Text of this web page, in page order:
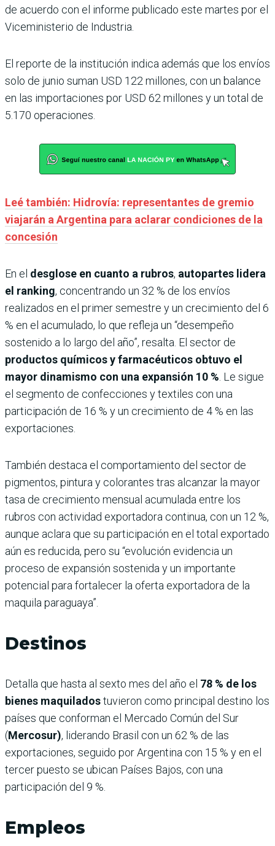
de acuerdo con el informe publicado este martes por el
Viceministerio de Industria.
El reporte de la institución indica además que los envíos
solo de junio suman USD 122 millones, con un balance
en las importaciones por USD 62 millones y un total de
5.170 operaciones.
Leé también: Hidrovía: representantes de gremio
viajarán a Argentina para aclarar condiciones de la
concesión
En el desglose en cuanto a rubros, autopartes lidera
el ranking, concentrando un 32 % de los envíos
realizados en el primer semestre y un crecimiento del 6
% en el acumulado, lo que refleja un “desempeño
sostenido a lo largo del año”, resalta. El sector de
productos químicos y farmacéuticos obtuvo el
mayor dinamismo con una expansión 10 %. Le sigue
el segmento de confecciones y textiles con una
participación de 16 % y un crecimiento de 4 % en las
exportaciones.
También destaca el comportamiento del sector de
pigmentos, pintura y colorantes tras alcanzar la mayor
tasa de crecimiento mensual acumulada entre los
rubros con actividad exportadora continua, con un 12 %,
aunque aclara que su participación en el total exportado
aún es reducida, pero su “evolución evidencia un
proceso de expansión sostenida y un importante
potencial para fortalecer la oferta exportadora de la
maquila paraguaya”.
Destinos
Detalla que hasta al sexto mes del año el 78 % de los
bienes maquiladostuvieron como principal destino los
países que conforman el Mercado Común del Sur
(Mercosur), liderando Brasil con un 62 % de las
exportaciones, seguido por Argentina con 15 % y en el
tercer puesto se ubican Países Bajos, con una
participación del 9 %.
Empleos